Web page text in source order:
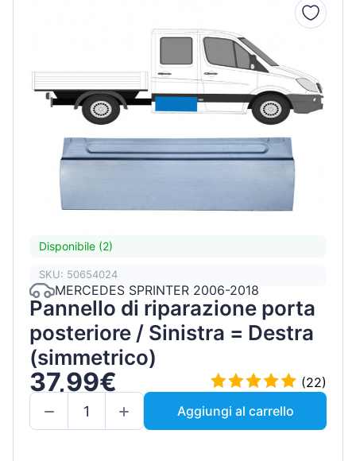
Disponibile (2)
SKU: 50654024
MERCEDES SPRINTER 2006-2018
Pannello di riparazione porta
posteriore / Sinistra = Destra
(simmetrico)
37,99€
(22)
Aggiungi al carrello